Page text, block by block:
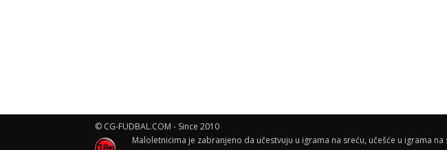
© CG-FUDBAL.COM - Since 2010
Maloletnicima je zabranjeno da učestvuju u igrama na sreću, učešće u igrama